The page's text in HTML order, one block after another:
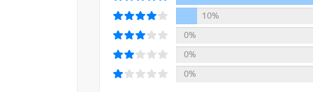
10%
0%
0%
0%